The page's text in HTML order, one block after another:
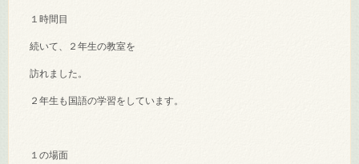
１時間目
続いて、２年生の教室を
訪れました。
２年生も国語の学習をしています。
１の場面